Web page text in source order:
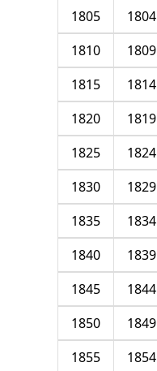
1804
1805
1809
1810
1814
1815
1819
1820
1824
1825
1829
1830
1834
1835
1839
1840
1844
1845
1849
1850
1854
1855